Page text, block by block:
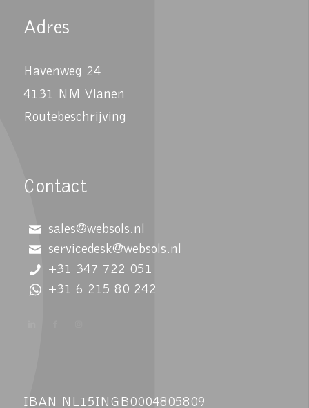
Adres
Havenweg 24
4131 NM Vianen
Routebeschrijving
Contact
sales@websols.nl
servicedesk@websols.nl
+31 347 722 051
+31 6 215 80 242
IBAN NL15INGB0004805809